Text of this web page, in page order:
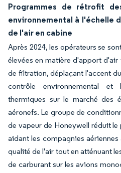
Programmes de rétrofit
environnemental à l'échelle
de l'air en cabine
Après 2024, les opérateurs se
élevées en matière d'apport
de filtration, déplaçant l'accent
contrôle environnemental et
thermiques sur le marché des
aéronefs. Le groupe de
de vapeur de Honeywell réduit
aidant les compagnies
qualité de l'air tout en atténuant
de carburant sur les avions